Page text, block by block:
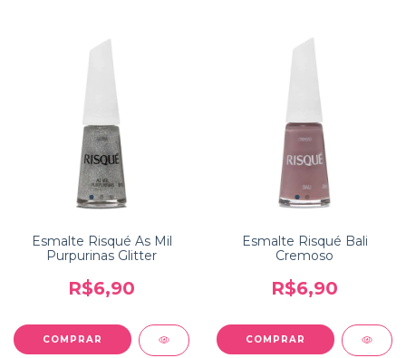
Esmalte Risqué As Mil
Purpurinas Glitter
R$6,90
Esmalte Risqué Bali
Cremoso
R$6,90